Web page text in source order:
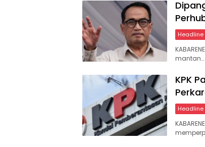
Headline
mantan…
KPK
Headline